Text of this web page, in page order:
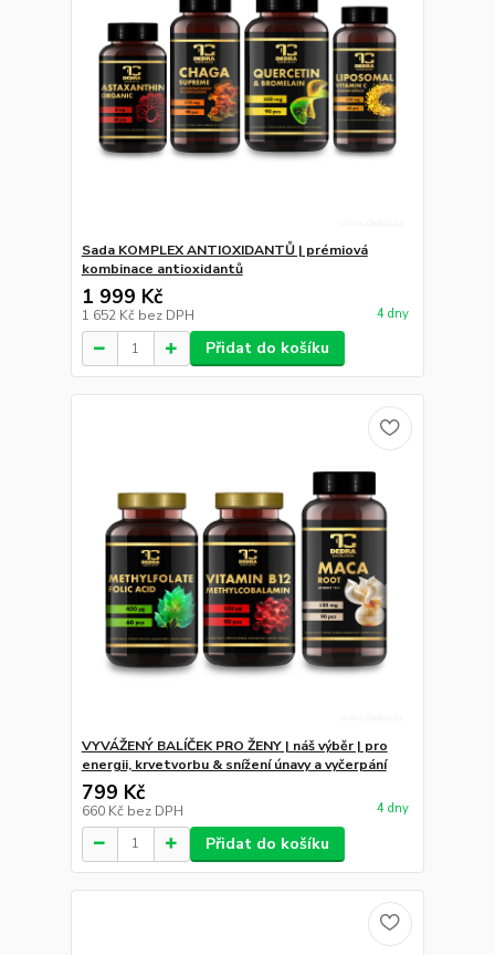
Sada KOMPLEX ANTIOXIDANTŮ | prémiová
kombinace antioxidantů
1 999 Kč
1 652 Kč bez DPH 4 dny
Přidat do košíku
VYVÁŽENÝ BALÍČEK PRO ŽENY | náš výběr | pro
energii, krvetvorbu & snížení únavy a vyčerpání
799 Kč
660 Kč bez DPH 4 dny
Přidat do košíku